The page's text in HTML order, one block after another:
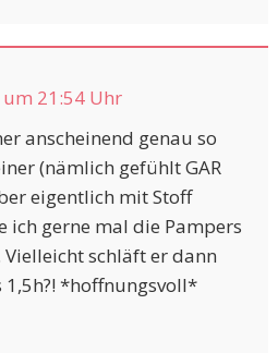
21:54 Uhr
anscheinend genau so
(nämlich gefühlt GAR
eigentlich mit Stoff
ich gerne mal die Pampers
schläft er dann
1,5h?! *hoffnungsvoll*